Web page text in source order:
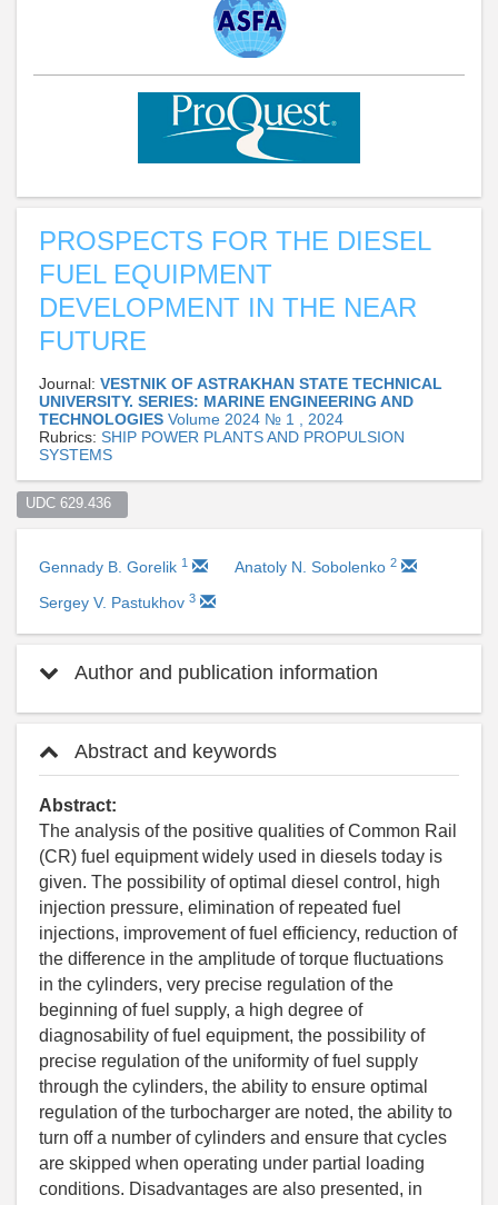
PROSPECTS FOR THE DIESEL
FUEL EQUIPMENT
DEVELOPMENT IN THE NEAR
FUTURE
Journal: VESTNIK OF ASTRAKHAN STATE TECHNICAL
UNIVERSITY. SERIES: MARINE ENGINEERING AND
TECHNOLOGIES Volume 2024 № 1 , 2024
Rubrics: SHIP POWER PLANTS AND PROPULSION
SYSTEMS
UDC 629.436
Gennady B. Gorelik 1 Anatoly N. Sobolenko 2
Sergey V. Pastukhov 3
Author and publication information
Abstract and keywords
Abstract:
The analysis of the positive qualities of Common Rail
(CR) fuel equipment widely used in diesels today is
given. The possibility of optimal diesel control, high
injection pressure, elimination of repeated fuel
injections, improvement of fuel efficiency, reduction of
the difference in the amplitude of torque fluctuations
in the cylinders, very precise regulation of the
beginning of fuel supply, a high degree of
diagnosability of fuel equipment, the possibility of
precise regulation of the uniformity of fuel supply
through the cylinders, the ability to ensure optimal
regulation of the turbocharger are noted, the ability to
turn off a number of cylinders and ensure that cycles
are skipped when operating under partial loading
conditions. Disadvantages are also presented, in